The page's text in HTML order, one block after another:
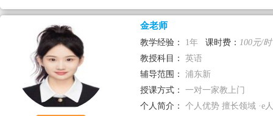
金老师
教学经验： 1年 课时费： 100元/时
教授科目：
英语
辅导范围：
浦东新
授课方式：
一对一家教上门
个人简介：
个人优势 擅长领域 ·e